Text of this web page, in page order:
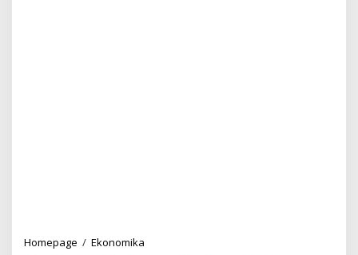
Homepage / Ekonomika